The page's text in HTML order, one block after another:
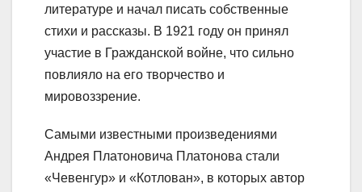
литературе и начал писать собственные
стихи и рассказы. В 1921 году он принял
участие в Гражданской войне, что сильно
повлияло на его творчество и
мировоззрение.
Самыми известными произведениями
Андрея Платоновича Платонова стали
«Чевенгур» и «Котлован», в которых автор